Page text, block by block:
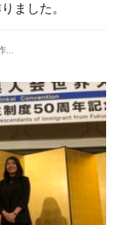
ました。
...